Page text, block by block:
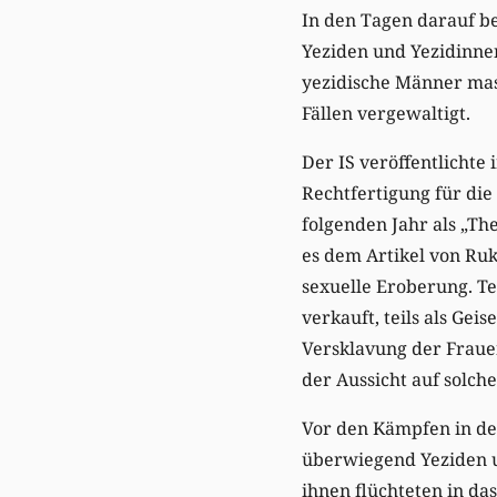
In den Tagen darauf
Yeziden und
yezidische Männer
Fällen vergewaltigt.
Der IS veröffentlichte
Rechtfertigung für die
folgenden Jahr als
es dem Artikel von
sexuelle Eroberung.
verkauft, teils als
Versklavung der
der Aussicht auf
Vor den Kämpfen in
überwiegend Yeziden
ihnen flüchteten in